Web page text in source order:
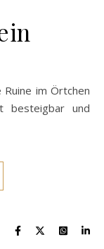
besteigbar und